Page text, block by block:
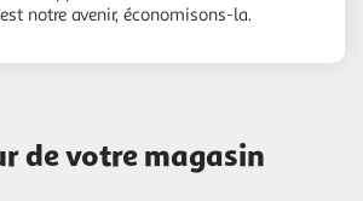
est notre avenir, économisons-la.
de votre magasin